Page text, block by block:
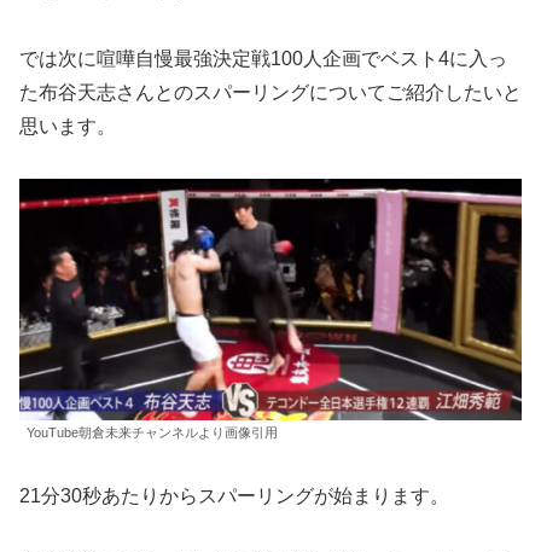
では次に喧嘩自慢最強決定戦100人企画でベスト4に入っ
た布谷天志さんとのスパーリングについてご紹介したいと
思います。
YouTube朝倉未来チャンネルより画像引用
21分30秒あたりからスパーリングが始まります。